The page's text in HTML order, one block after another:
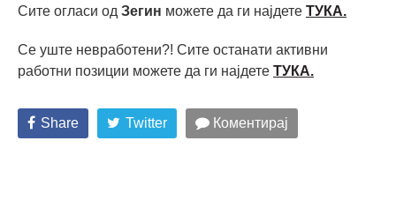
Сите огласи од Зегин можете да ги најдете ТУКА.
Се уште невработени?! Сите останати активни
работни позиции можете да ги најдете ТУКА.
Share Twitter Коментирај